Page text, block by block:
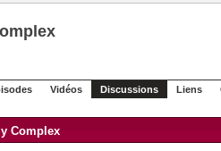
Vidéos Discussions Liens
Complex